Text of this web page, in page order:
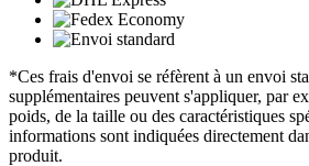
*Ces frais d'envoi se réfèrent à un envoi
supplémentaires peuvent s'appliquer, par
poids, de la taille ou des caractéristiques
informations sont indiquées directement
produit.